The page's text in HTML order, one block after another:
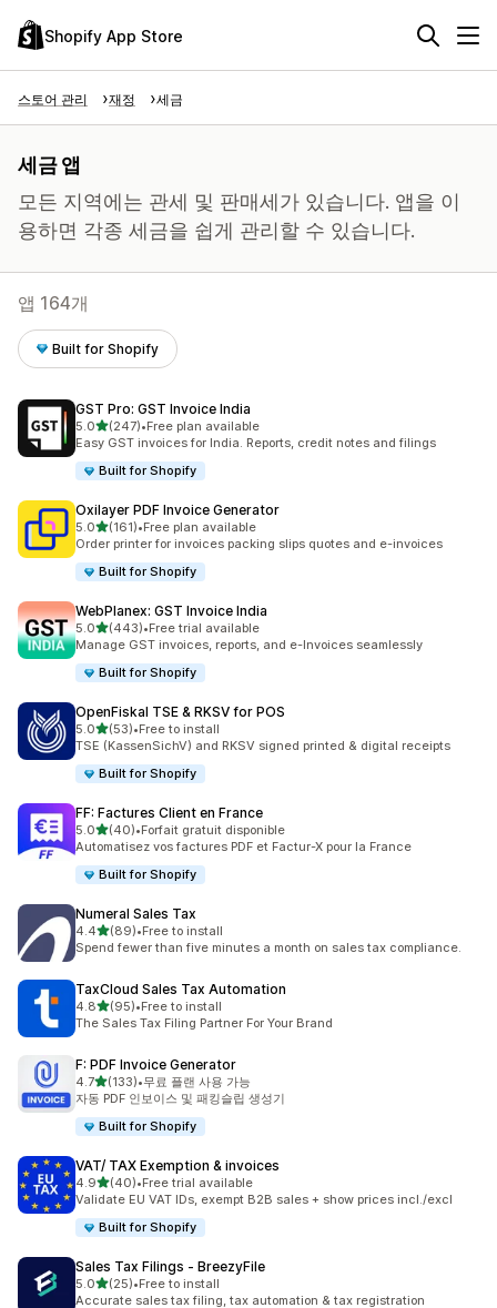
Shopify App Store
스토어 관리 재정 세금
세금 앱
모든 지역에는 관세 및 판매세가 있습니다. 앱을 이
용하면 각종 세금을 쉽게 관리할 수 있습니다.
앱 164개
Built for Shopify
GST Pro: GST Invoice India
5.0별 5개 중
(247)
총 리뷰 247개
•Free plan available
Easy GST invoices for India. Reports, credit notes and filings
Built for Shopify
Oxilayer PDF Invoice Generator
5.0별 5개 중
(161)
총 리뷰 161개
•Free plan available
Order printer for invoices packing slips quotes and e-invoices
Built for Shopify
WebPlanex: GST Invoice India
5.0별 5개 중
(443)
총 리뷰 443개
•Free trial available
Manage GST invoices, reports, and e-Invoices seamlessly
Built for Shopify
OpenFiskal TSE & RKSV for POS
5.0별 5개 중
(53)
총 리뷰 53개
•Free to install
TSE (KassenSichV) and RKSV signed printed & digital receipts
Built for Shopify
FF: Factures Client en France
5.0별 5개 중
(40)
총 리뷰 40개
•Forfait gratuit disponible
Automatisez vos factures PDF et Factur-X pour la France
Built for Shopify
Numeral Sales Tax
4.4별 5개 중
(89)
총 리뷰 89개
•Free to install
Spend fewer than five minutes a month on sales tax compliance.
TaxCloud Sales Tax Automation
4.8별 5개 중
(95)
총 리뷰 95개
•Free to install
The Sales Tax Filing Partner For Your Brand
F: PDF Invoice Generator
4.7별 5개 중
(133)
총 리뷰 133개
•무료 플랜 사용 가능
자동 PDF 인보이스 및 패킹슬립 생성기
Built for Shopify
VAT/ TAX Exemption & invoices
4.9별 5개 중
(40)
총 리뷰 40개
•Free trial available
Validate EU VAT IDs, exempt B2B sales + show prices incl./excl
Built for Shopify
Sales Tax Filings ‑ BreezyFile
5.0별 5개 중
(25)
총 리뷰 25개
•Free to install
Accurate sales tax filing, tax automation & tax registration